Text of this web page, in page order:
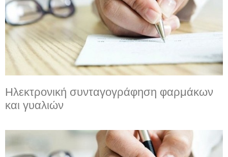
Ηλεκτρονική συνταγογράφηση φαρμάκων
και γυαλιών